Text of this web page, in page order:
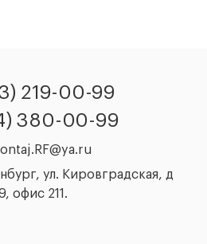
219-00-99
380-00-99
ул. Кировградская, д
офис 211.